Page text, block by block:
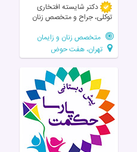
دکتر شایسته افتخاری
توکلی، جراح و متخصص زنان
متخصص زنان و زایمان
تهران، هفت حوض